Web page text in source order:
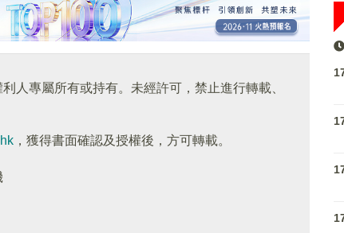
人專屬所有或持有。未經許可，禁止進行轉載、
，獲得書面確認及授權後，方可轉載。